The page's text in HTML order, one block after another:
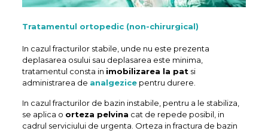
Tratamentul ortopedic (non-chirurgical)
In cazul fracturilor stabile, unde nu este prezenta
deplasarea osului sau deplasarea este minima,
tratamentul consta in imobilizarea la patsi
administrarea de analgezicepentru durere.
In cazul fracturilor de bazin instabile, pentru a le stabiliza,
se aplica o orteza pelvina cat de repede posibil, in
cadrul serviciului de urgenta. Orteza in fractura de bazin